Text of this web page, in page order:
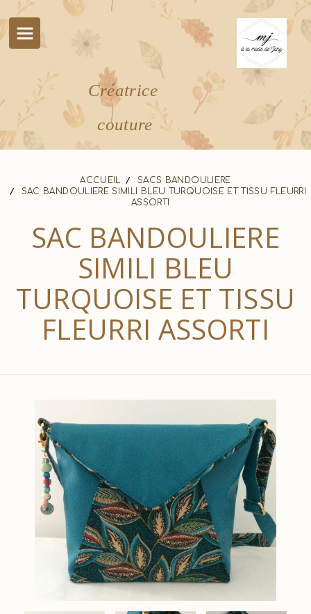
Créatrice
couture
ACCUEIL
SACS BANDOULIERE
SAC BANDOULIERE SIMILI BLEU TURQUOISE ET TISSU FLEURRI
ASSORTI
SAC BANDOULIERE
SIMILI BLEU
TURQUOISE ET TISSU
FLEURRI ASSORTI
Panneau de gestion des cookies